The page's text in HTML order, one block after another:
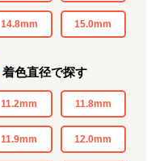
14.8mm 15.0mm
着色直径で探す
11.2mm 11.8mm
11.9mm 12.0mm